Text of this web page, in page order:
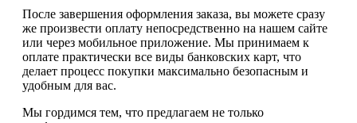
После завершения оформления заказа, вы можете сразу
же произвести оплату непосредственно на нашем сайте
или через мобильное приложение. Мы принимаем к
оплате практически все виды банковских карт, что
делает процесс покупки максимально безопасным и
удобным для вас.
Мы гордимся тем, что предлагаем не только